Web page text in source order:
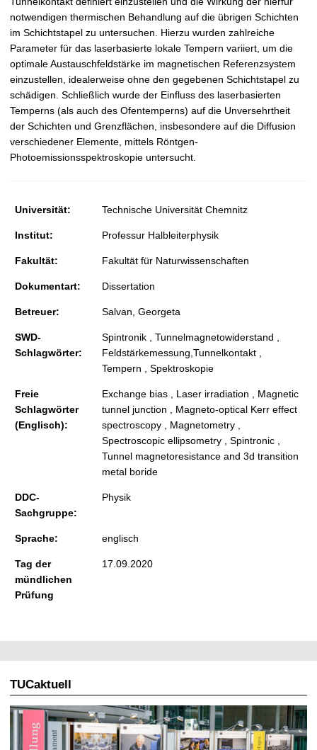
notwendigen thermischen Behandlung auf die übrigen Schichten
im Schichtstapel zu untersuchen. Hierzu wurden zahlreiche
Parameter für das laserbasierte lokale Tempern variiert, um die
optimale Austauschfeldstärke im magnetischen Referenzsystem
einzustellen, idealerweise ohne den gegebenen Schichtstapel zu
schädigen. Schließlich wurde der Einfluss des laserbasierten
Temperns (als auch des Ofentemperns) auf die Unversehrtheit
der Schichten und Grenzflächen, insbesondere auf die Diffusion
verschiedener Elemente, mittels Röntgen-
Photoemissionsspektroskopie untersucht.
Universität: Technische Universität Chemnitz
Institut: Professur Halbleiterphysik
Fakultät: Fakultät für Naturwissenschaften
Dokumentart: Dissertation
Betreuer: Salvan, Georgeta
SWD-
Schlagwörter:
Spintronik , Tunnelmagnetowiderstand ,
Feldstärkemessung,Tunnelkontakt ,
Tempern , Spektroskopie
Freie
Schlagwörter
(Englisch):
Exchange bias , Laser irradiation , Magnetic
tunnel junction , Magneto-optical Kerr effect
spectroscopy , Magnetometry ,
Spectroscopic ellipsometry , Spintronic ,
Tunnel magnetoresistance and 3d transition
metal boride
DDC-
Sachgruppe:
Physik
Sprache: englisch
Tag der
mündlichen
Prüfung
17.09.2020
TUCaktuell